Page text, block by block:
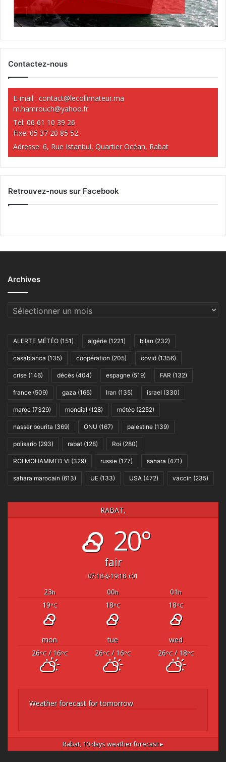
Contactez-nous
E-mail : contact@lecollimateur.ma
m.hamrouch@yahoo.fr
Tél: 06 61 10 39 26
Fixe: 05 37 20 85 52
Adresse: 6, Rue Istanbul, Quartier Océan, Rabat
Retrouvez-nous sur Facebook
Archives
Archives
ALERTE MÉTÉO (151) algérie (1221) bilan (232)
casablanca (135) coopération (205) covid (1356)
crise (146) décès (404) espagne (519) FAR (132)
france (509) gaza (165) Iran (135) israel (330)
maroc (7329) mondial (128) météo (2252)
nasser bourita (369) ONU (167) palestine (139)
polisario (293) rabat (128) Roi (280)
ROI MOHAMMED VI (329) russie (177) sahara (471)
sahara marocain (613) UE (133) USA (472) vaccin (235)
RABAT,
20°
fair
07:18 19:18 +01
23h 00h 01 h
19°C 18°C 18°C
mon tue
wed
26°C/ 16°C 26°C/ 16°C 26°C/ 18°C
Weather forecast for tomorrow
Rabat, 10 days weather forecast ▸